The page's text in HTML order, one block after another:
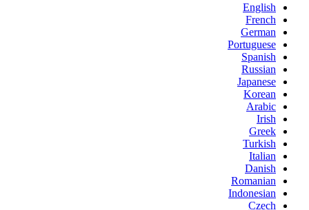
English
French
German
Portuguese
Spanish
Russian
Japanese
Korean
Arabic
Irish
Greek
Turkish
Italian
Danish
Romanian
Indonesian
Czech